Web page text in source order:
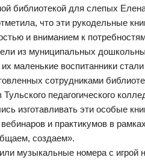
библиотекой для слепых
что эти рукодельные
и вниманием к
из муниципальных
маленькие воспитанники
сотрудниками
педагогического
изготавливать эти особые
и практикумов в
создаем».
музыкальные номера с игрой